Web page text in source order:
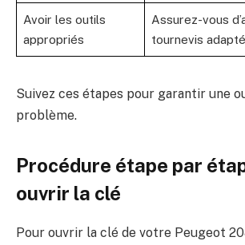
Avoir les outils
appropriés
Assurez-vous
tournevis
Suivez ces étapes pour garantir une
problème.
Procédure étape par
ouvrir la clé
Pour ouvrir la clé de votre Peugeot